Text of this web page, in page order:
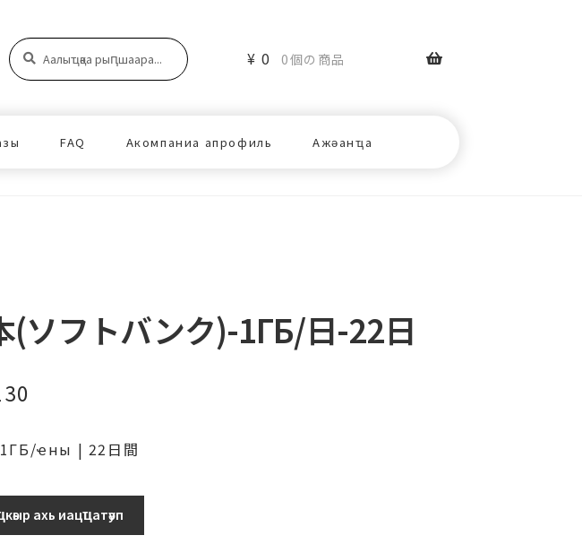
Аԥшаара:
Аԥшаара
FAQ Акомпаниа апрофиль Ажәанҵа
¥ 0 0個の商品
(ソフトバンク)-1ГБ/日-22日
ҽны | 22日間
ахь иацҵатәуп